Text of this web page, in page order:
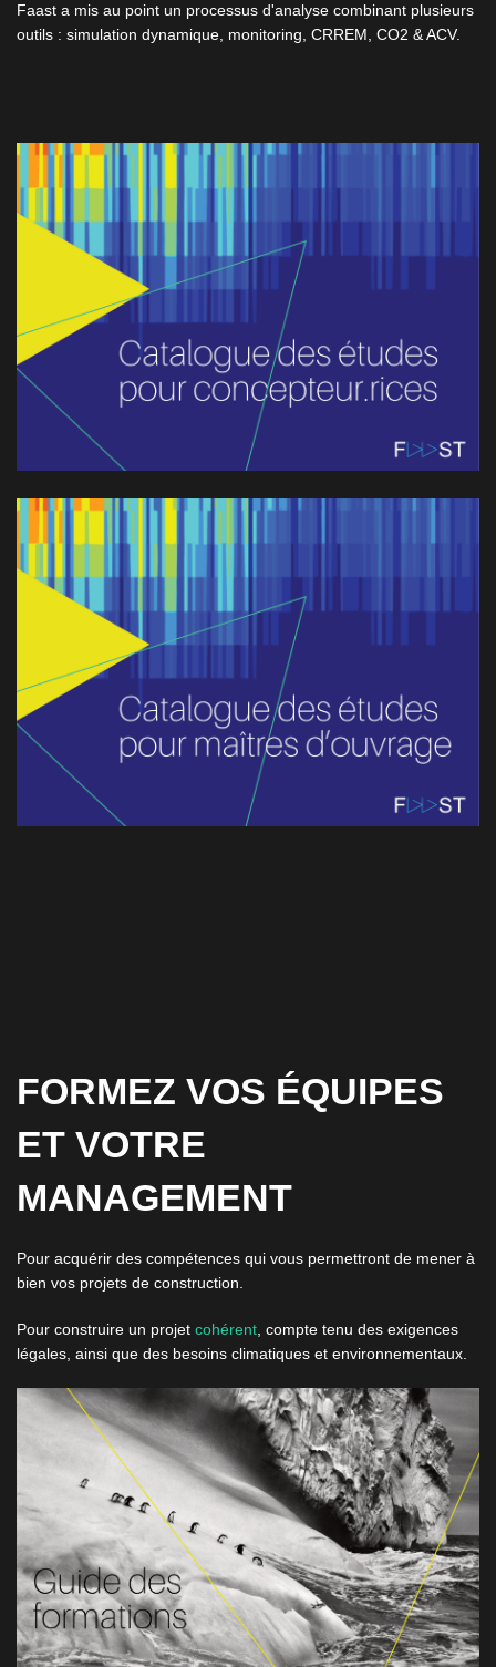
Faast a mis au point un processus d'analyse combinant plusieurs
outils : simulation dynamique, monitoring, CRREM, CO2 & ACV.
FORMEZ VOS ÉQUIPES
ET VOTRE
MANAGEMENT
Pour acquérir des compétences qui vous permettront de mener à
bien vos projets de construction.
Pour construire un projet cohérent , compte tenu des exigences
légales, ainsi que des besoins climatiques et environnementaux.